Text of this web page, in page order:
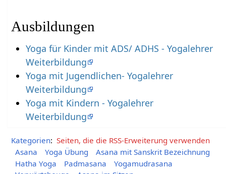
Ausbildungen
Yoga für Kinder mit ADS/ ADHS - Yogalehrer
Weiterbildung
Yoga mit Jugendlichen- Yogalehrer
Weiterbildung
Yoga mit Kindern - Yogalehrer
Weiterbildung
Kategorien: Seiten, die die RSS-Erweiterung verwenden
Asana
Yoga Übung
Asana mit Sanskrit Bezeichnung
Hatha Yoga
Padmasana
Yogamudrasana